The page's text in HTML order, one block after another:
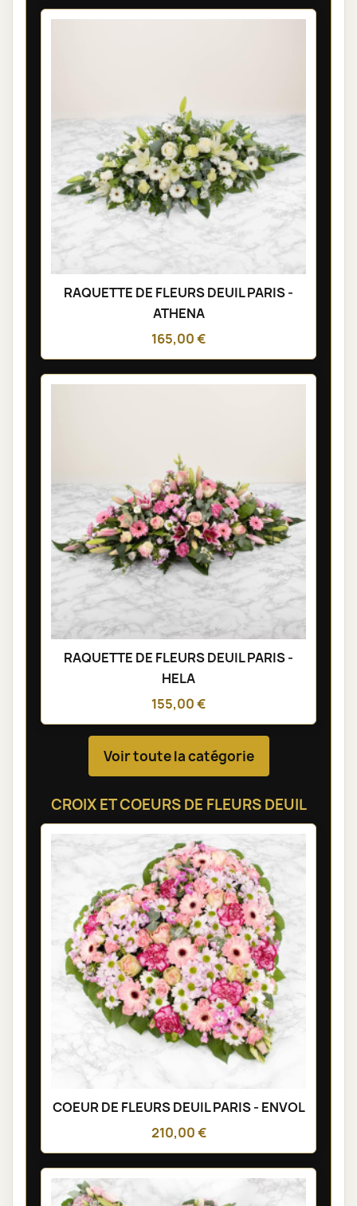
RAQUETTE DE FLEURS DEUIL PARIS -
ATHENA
165,00 €
RAQUETTE DE FLEURS DEUIL PARIS -
HELA
155,00 €
Voir toute la catégorie
CROIX ET COEURS DE FLEURS DEUIL
COEUR DE FLEURS DEUIL PARIS - ENVOL
210,00 €